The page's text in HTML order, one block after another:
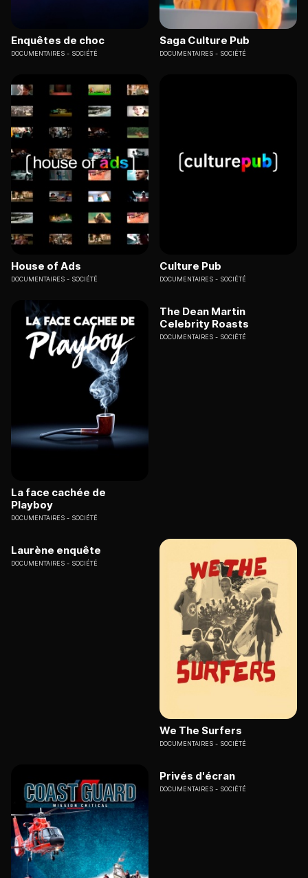
Enquêtes de choc
DOCUMENTAIRES SOCIÉTÉ
Saga Culture Pub
DOCUMENTAIRES SOCIÉTÉ
House of Ads
DOCUMENTAIRES SOCIÉTÉ
Culture Pub
DOCUMENTAIRES SOCIÉTÉ
La face cachée de
Playboy
DOCUMENTAIRES SOCIÉTÉ
The Dean Martin
Celebrity Roasts
DOCUMENTAIRES SOCIÉTÉ
Laurène enquête
DOCUMENTAIRES SOCIÉTÉ
We The Surfers
DOCUMENTAIRES SOCIÉTÉ
Privés d'écran
DOCUMENTAIRES SOCIÉTÉ